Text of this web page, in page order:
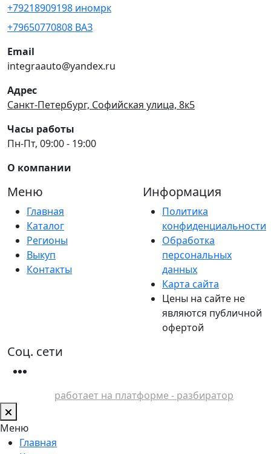
+79218909198 иномрк
+79650770808 ВАЗ
Email
integraauto@yandex.ru
Адрес
Санкт-Петербург, Софийская улица, 8к5
Часы работы
Пн-Пт, 09:00 - 19:00
О компании
Меню
Главная
Каталог
Регионы
Выкуп
Контакты
Информация
Политика
конфиденциальности
Обработка
персональных
данных
Карта сайта
Цены на сайте не
являются публичной
офертой
Соц. сети
работает на платформе - разбиратор
Меню
Главная